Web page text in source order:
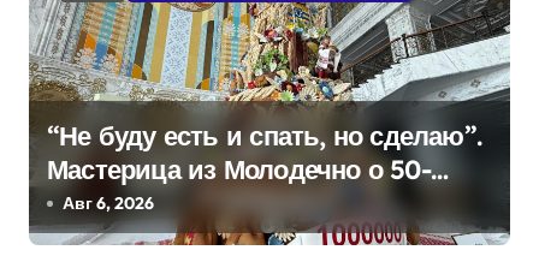
“Не буду есть и спать, но сделаю”.
Мастерица из Молодечно о 50-
килограммовом каравае для
Дворца Независимости
Авг 6, 2026